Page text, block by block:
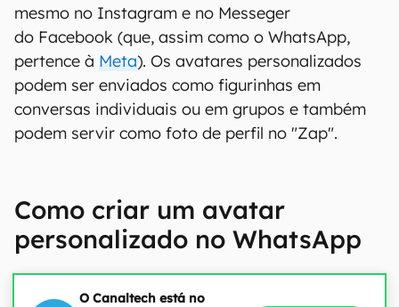
mesmo no Instagram e no Messeger
do Facebook (que, assim como o WhatsApp,
pertence à Meta). Os avatares personalizados
podem ser enviados como figurinhas em
conversas individuais ou em grupos e também
podem servir como foto de perfil no "Zap".
Como criar um avatar
personalizado no WhatsApp
O Canaltech está no